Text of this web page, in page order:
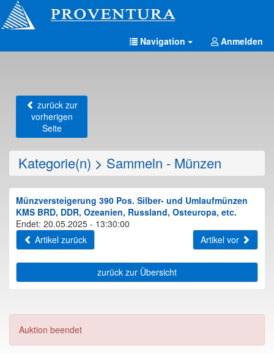
Navigation Anmelden
zurück zur
vorherigen
Seite
Kategorie(n) > Sammeln - Münzen
Münzversteigerung 390 Pos. Silber- und Umlaufmünzen
KMS BRD, DDR, Ozeanien, Russland, Osteuropa, etc.
Endet: 20.05.2025 - 13:30:00
Artikel zurück
Artikel vor
zurück zur Übersicht
Auktion beendet